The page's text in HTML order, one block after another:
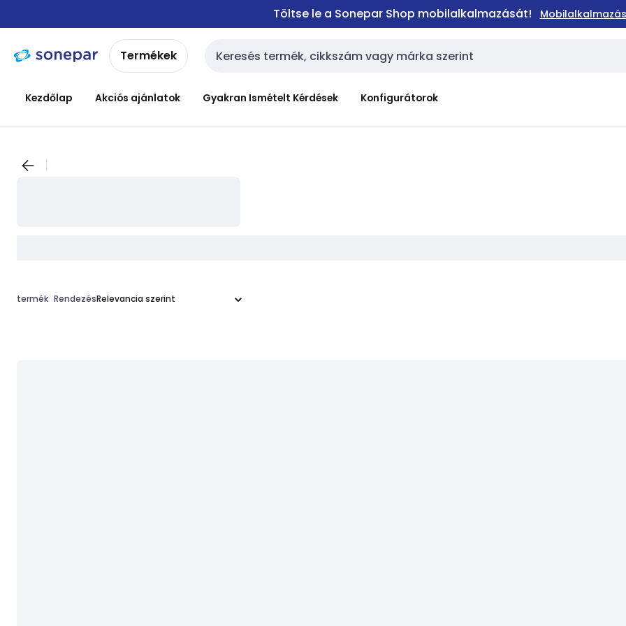
navigációhoztartalomra
Töltse le a Sonepar Shop mobilalkalmazását!
Termékek Keresési bemenet
Kezdőlap Akciós ajánlatok Gyakran Ismételt Kérdések Konfigurátorok
termék Rendezés